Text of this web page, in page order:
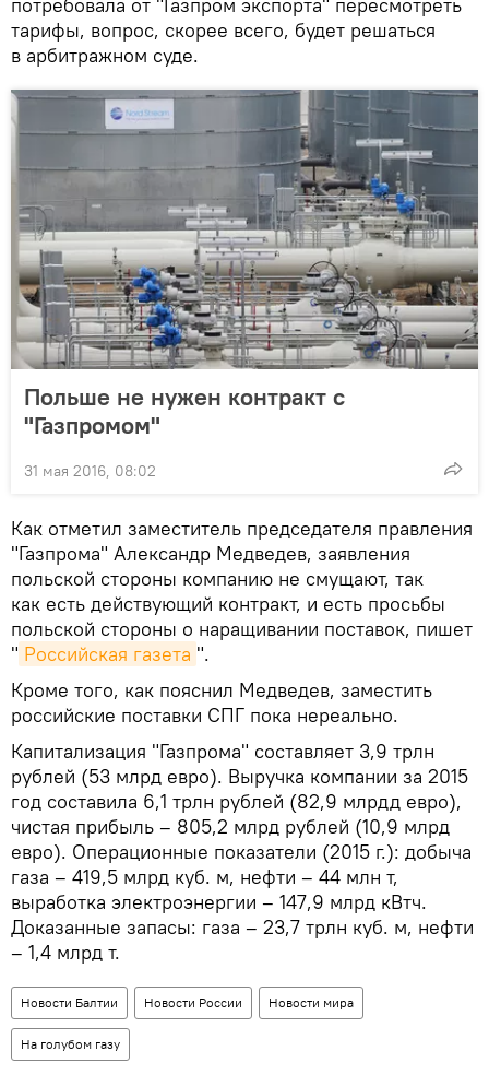
тарифы, вопрос, скорее всего, будет решаться
в арбитражном суде.
Польше не нужен контракт с
"Газпромом"
31 мая 2016, 08:02
Как отметил заместитель председателя правления
"Газпрома" Александр Медведев, заявления
польской стороны компанию не смущают, так
как есть действующий контракт, и есть просьбы
польской стороны о наращивании поставок, пишет
" Российская газета ".
Кроме того, как пояснил Медведев, заместить
российские поставки СПГ пока нереально.
Капитализация "Газпрома" составляет 3,9 трлн
рублей (53 млрд евро). Выручка компании за 2015
год составила 6,1 трлн рублей (82,9 млрдд евро),
чистая прибыль – 805,2 млрд рублей (10,9 млрд
евро). Операционные показатели (2015 г.): добыча
газа – 419,5 млрд куб. м, нефти – 44 млн т,
выработка электроэнергии – 147,9 млрд кВтч.
Доказанные запасы: газа – 23,7 трлн куб. м, нефти
– 1,4 млрд т.
Новости Балтии Новости России Новости мира
На голубом газу